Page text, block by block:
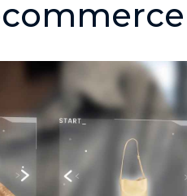
commerce